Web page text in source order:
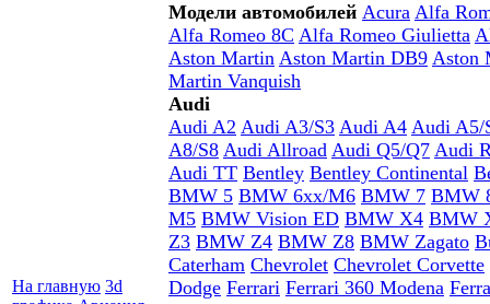
На главную 3d
Модели автомобилей Acura Alfa
Alfa Romeo 8C Alfa Romeo Giulietta
Aston Martin Aston Martin DB9 Aston
Martin Vanquish
Audi
Audi A2 Audi A3/S3 Audi A4 Audi A5/
A8/S8 Audi Allroad Audi Q5/Q7 Audi
Audi TT Bentley Bentley Continental
BMW 5 BMW 6xx/M6 BMW 7 BMW
M5 BMW Vision ED BMW X4 BMW
Z3 BMW Z4 BMW Z8 BMW Zagato
Caterham Chevrolet Chevrolet Corvette
Dodge Ferrari Ferrari 360 Modena